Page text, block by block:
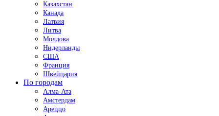
Казахстан
Канада
Латвия
Литва
Молдова
Нидерланды
США
Франция
Швейцария
По городам
Алма-Ата
Амстердам
Ареццо